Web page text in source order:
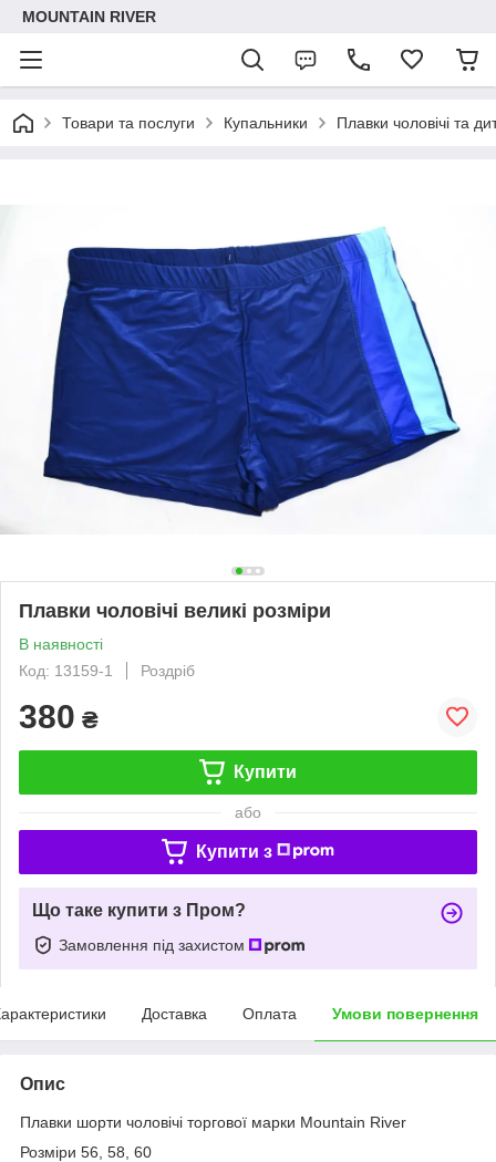
MOUNTAIN RIVER
Товари та послуги Купальники Плавки чоловічі та
Плавки чоловічі великі розміри
В наявності
Код: 13159-1
Роздріб
380 ₴
Купити
або
Купити з
Що таке купити з Пром?
Замовлення під захистом
Доставка Оплата Умови повернення
Опис
Плавки шорти чоловічі торгової марки Mountain River
Розміри 56, 58, 60